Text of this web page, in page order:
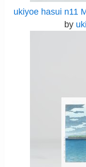
ukiyoe hasui n11
by